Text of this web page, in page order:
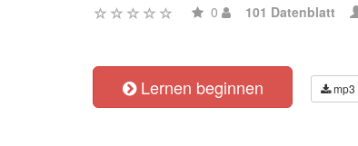
0 101 Datenblatt
Lernen beginnen mp3